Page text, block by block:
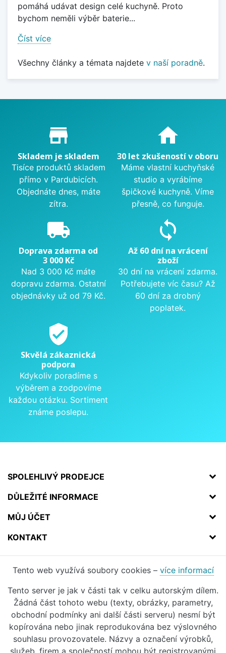
pomáhá udávat design celé kuchyně. Proto
bychom neměli výběr baterie...
Číst více
Všechny články a témata najdete v naší poradně.
Proč nakupovat u nás?
store_mall_directory
Skladem je skladem
Tisíce produktů skladem
přímo v Pardubicích.
Objednáte dnes, máte
zítra.
home
30 let zkušeností v oboru
Máme vlastní kuchyňské
studio a vyrábíme
špičkové kuchyně. Víme
přesně, co funguje.
local_shipping
Doprava zdarma od
3 000 Kč
Nad 3 000 Kč máte
dopravu zdarma. Ostatní
objednávky už od 79 Kč.
sync
Až 60 dní na vrácení
zboží
30 dní na vrácení zdarma.
Potřebujete víc času? Až
60 dní za drobný
poplatek.
verified_user
Skvělá zákaznická
podpora
Kdykoliv poradíme s
výběrem a zodpovíme
každou otázku. Sortiment
známe poslepu.
SPOLEHLIVÝ PRODEJCE
DŮLEŽITÉ INFORMACE
MŮJ ÚČET
KONTAKT
Tento web využívá soubory cookies – více informací
Tento server je jak v části tak v celku autorským dílem.
Žádná část tohoto webu (texty, obrázky, parametry,
obchodní podmínky ani další části serveru) nesmí být
kopírována nebo jinak reprodukována bez výslovného
souhlasu provozovatele. Názvy a označení výrobků,
služeb, firem a společností mohou být registrovanými